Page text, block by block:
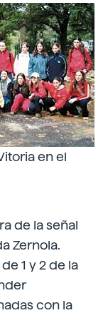
en el
de la señal
Zernola.
1 y 2 de la
con la